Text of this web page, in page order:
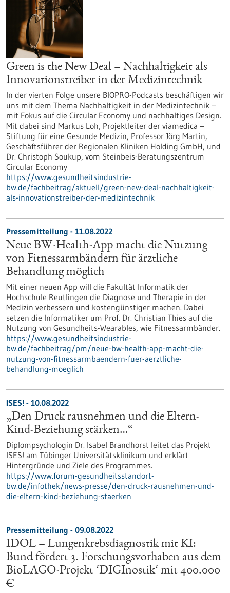
Green is the New Deal – Nachhaltigkeit als
Innovationstreiber in der Medizintechnik
In der vierten Folge unsere BIOPRO-Podcasts beschäftigen wir
uns mit dem Thema Nachhaltigkeit in der Medizintechnik –
mit Fokus auf die Circular Economy und nachhaltiges Design.
Mit dabei sind Markus Loh, Projektleiter der viamedica –
Stiftung für eine Gesunde Medizin, Professor Jörg Martin,
Geschäftsführer der Regionalen Kliniken Holding GmbH, und
Dr. Christoph Soukup, vom Steinbeis-Beratungszentrum
Circular Economy
https://www.gesundheitsindustrie-
bw.de/fachbeitrag/aktuell/green-new-deal-nachhaltigkeit-
als-innovationstreiber-der-medizintechnik
Pressemitteilung - 11.08.2022
Neue BW-Health-App macht die Nutzung
von Fitnessarmbändern für ärztliche
Behandlung möglich
Mit einer neuen App will die Fakultät Informatik der
Hochschule Reutlingen die Diagnose und Therapie in der
Medizin verbessern und kostengünstiger machen. Dabei
setzen die Informatiker um Prof. Dr. Christian Thies auf die
Nutzung von Gesundheits-Wearables, wie Fitnessarmbänder.
https://www.gesundheitsindustrie-
bw.de/fachbeitrag/pm/neue-bw-health-app-macht-die-
nutzung-von-fitnessarmbaendern-fuer-aerztliche-
behandlung-moeglich
ISES! - 10.08.2022
„Den Druck rausnehmen und die Eltern-
Kind-Beziehung stärken…“
Diplompsychologin Dr. Isabel Brandhorst leitet das Projekt
ISES! am Tübinger Universitätsklinikum und erklärt
Hintergründe und Ziele des Programmes.
https://www.forum-gesundheitsstandort-
bw.de/infothek/news-presse/den-druck-rausnehmen-und-
die-eltern-kind-beziehung-staerken
Pressemitteilung - 09.08.2022
IDOL – Lungenkrebsdiagnostik mit KI:
Bund fördert 3. Forschungsvorhaben aus dem
BioLAGO-Projekt ‘DIGInostik‘ mit 400.000
€